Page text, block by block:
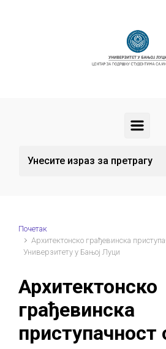
Почетак
Архитектонско грађевинска
Универзитету у Бањој Луци
Архитектонско
грађевинска
приступачност